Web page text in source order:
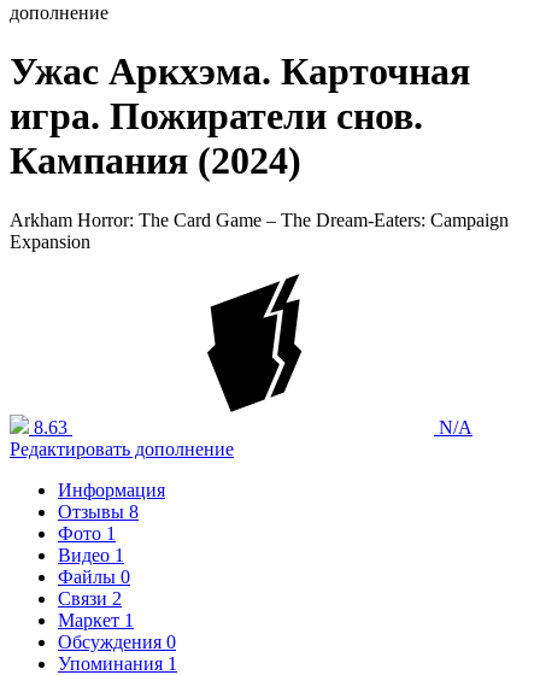
дополнение
Ужас Аркхэма. Карточная
игра. Пожиратели снов.
Кампания (2024)
Arkham Horror: The Card Game – The Dream-Eaters: Campaign
Expansion
8.63
N/A
Редактировать дополнение
Информация
Отзывы 8
Фото 1
Видео 1
Файлы 0
Связи 2
Маркет 1
Обсуждения 0
Упоминания 1